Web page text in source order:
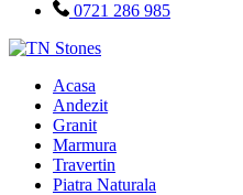
0721 286 985
Acasa
Andezit
Granit
Marmura
Travertin
Piatra Naturala